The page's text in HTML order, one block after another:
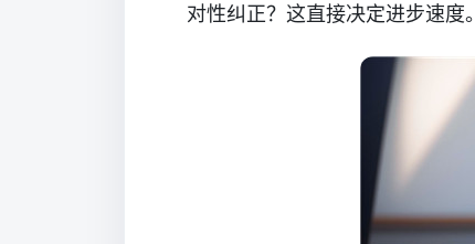
对性纠正？这直接决定进步速度。